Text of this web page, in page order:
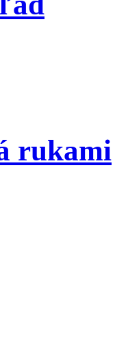
rukami